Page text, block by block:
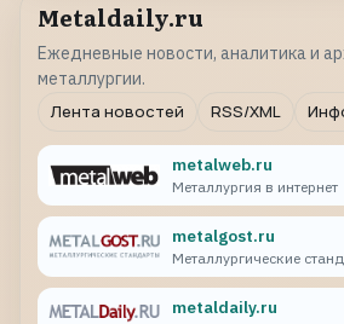
Metaldaily.ru
Ежедневные новости, аналитика и
металлургии.
Лента новостей
RSS/XML
metalweb.ru
Металлургия в интернет
metalgost.ru
Металлургические
metaldaily.ru